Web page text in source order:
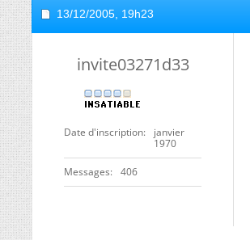
13/12/2005, 19h23
invite03271d33
Date d'inscription
janvier
1970
Messages 406